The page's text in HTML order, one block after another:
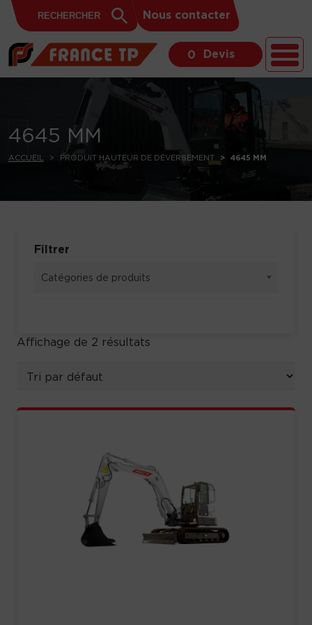
Skip to content
for:
Search
Button
Nous contacter
0 Devis
4645 MM
ACCUEIL PRODUIT HAUTEUR DE DÉVERSEMENT 4645 MM
Filtrer
Catégories de produits
Affichage de 2 résultats